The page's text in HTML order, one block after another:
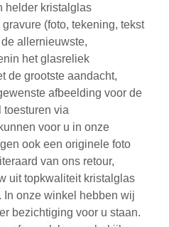
helder kristalglas
(foto, tekening, tekst
allernieuwste,
het glasreliek
de grootste aandacht,
afbeelding voor de
toesturen via
voor u in onze
ook een originele foto
van ons retour,
uit topkwaliteit kristalglas
onze winkel hebben wij
bezichtiging voor u staan.